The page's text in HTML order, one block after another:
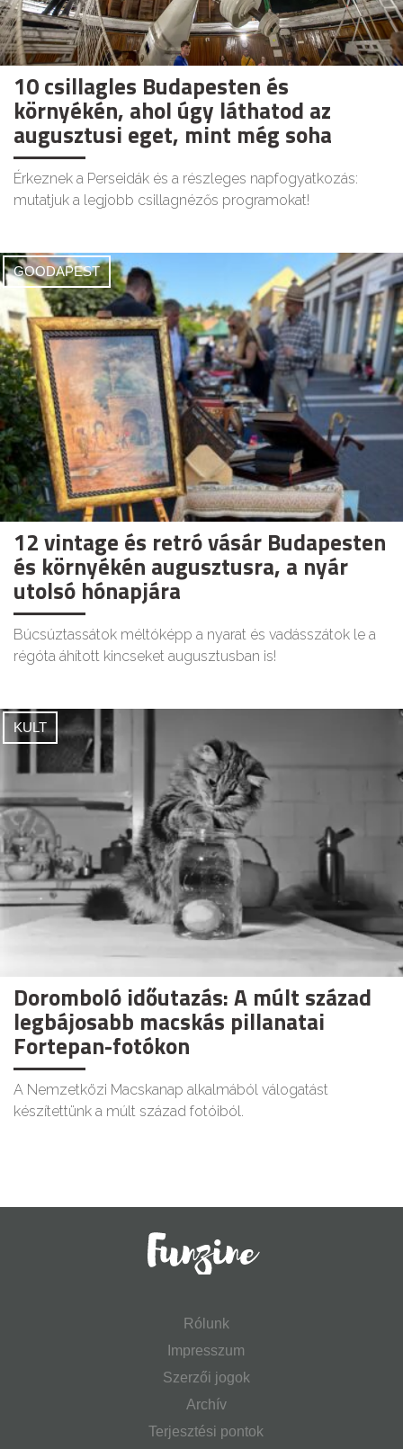
10 csillagles Budapesten és
környékén, ahol úgy láthatod az
augusztusi eget, mint még soha
Érkeznek a Perseidák és a részleges napfogyatkozás:
mutatjuk a legjobb csillagnézős programokat!
GOODAPEST
12 vintage és retró vásár Budapesten
és környékén augusztusra, a nyár
utolsó hónapjára
Búcsúztassátok méltóképp a nyarat és vadásszátok le a
régóta áhított kincseket augusztusban is!
KULT
Doromboló időutazás: A múlt század
legbájosabb macskás pillanatai
Fortepan-fotókon
A Nemzetközi Macskanap alkalmából válogatást
készítettünk a múlt század fotóiból.
Rólunk
Impresszum
Szerzői jogok
Archív
Terjesztési pontok